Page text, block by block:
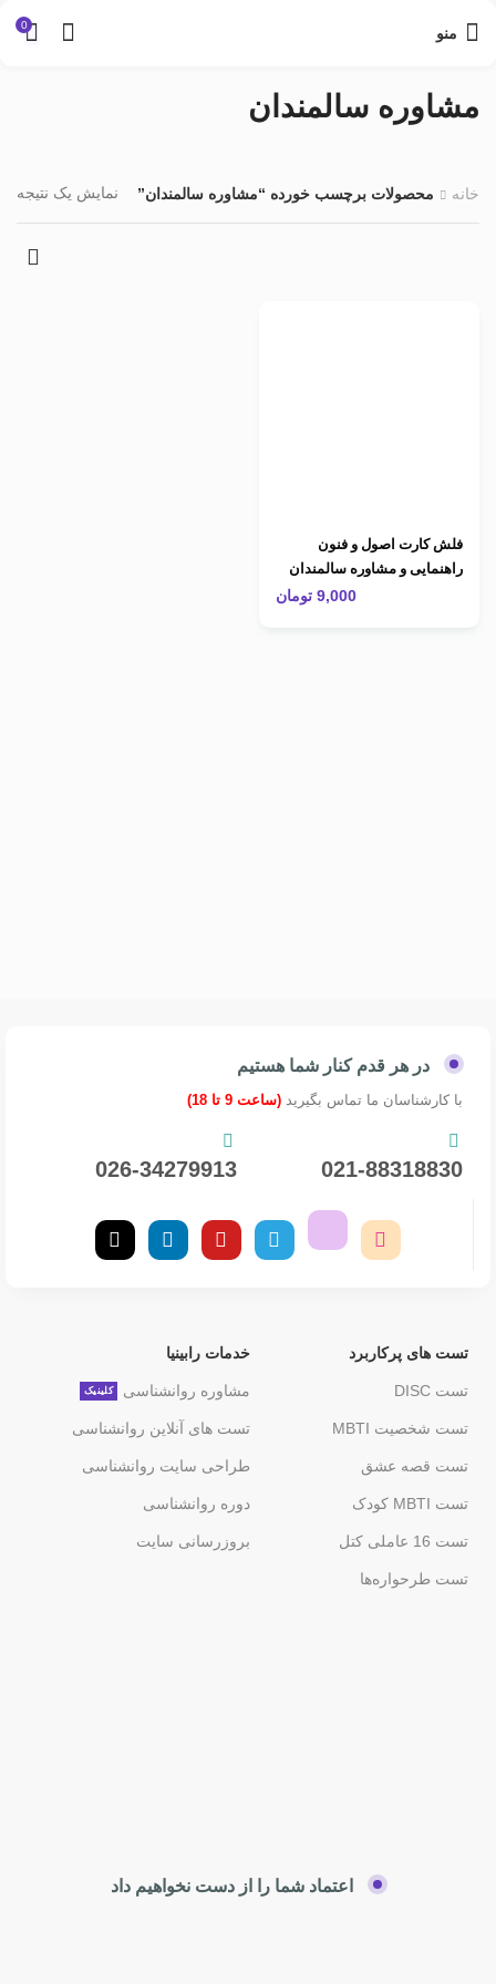
منو 0
مشاوره سالمندان
خانه محصولات برچسب خورده “مشاوره سالمندان” نمایش یک نتیجه
فلش کارت اصول و فنون
راهنمایی و مشاوره سالمندان
9,000 تومان
در هر قدم کنار شما هستیم
با کارشناسان ما تماس بگیرید (ساعت 9 تا 18)
021-88318830
026-34279913
تست های پرکاربرد
تست DISC
تست شخصیت MBTI
تست قصه عشق
تست MBTI کودک
تست 16 عاملی کتل
تست طرحواره‌ها
خدمات رابینیا
مشاوره روانشناسی کلینیک
تست های آنلاین روانشناسی
طراحی سایت روانشناسی
دوره روانشناسی
بروزرسانی سایت
اعتماد شما را از دست نخواهیم داد